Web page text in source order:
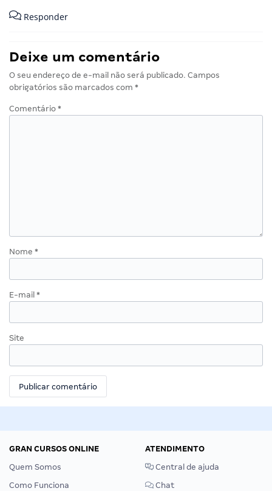
Responder
Deixe um comentário
O seu endereço de e-mail não será publicado. Campos
obrigatórios são marcados com *
Comentário *
Nome *
E-mail *
Site
GRAN CURSOS ONLINE
Quem Somos
Como Funciona
ATENDIMENTO
Central de ajuda
Chat